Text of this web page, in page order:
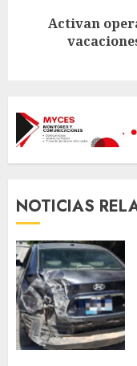
Activan
NOTICIAS